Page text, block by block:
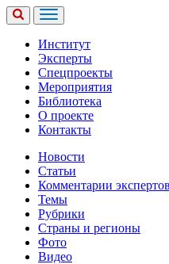
Институт
Эксперты
Спецпроекты
Мероприятия
Библиотека
О проекте
Контакты
Новости
Статьи
Комментарии экспертов
Темы
Рубрики
Страны и регионы
Фото
Видео